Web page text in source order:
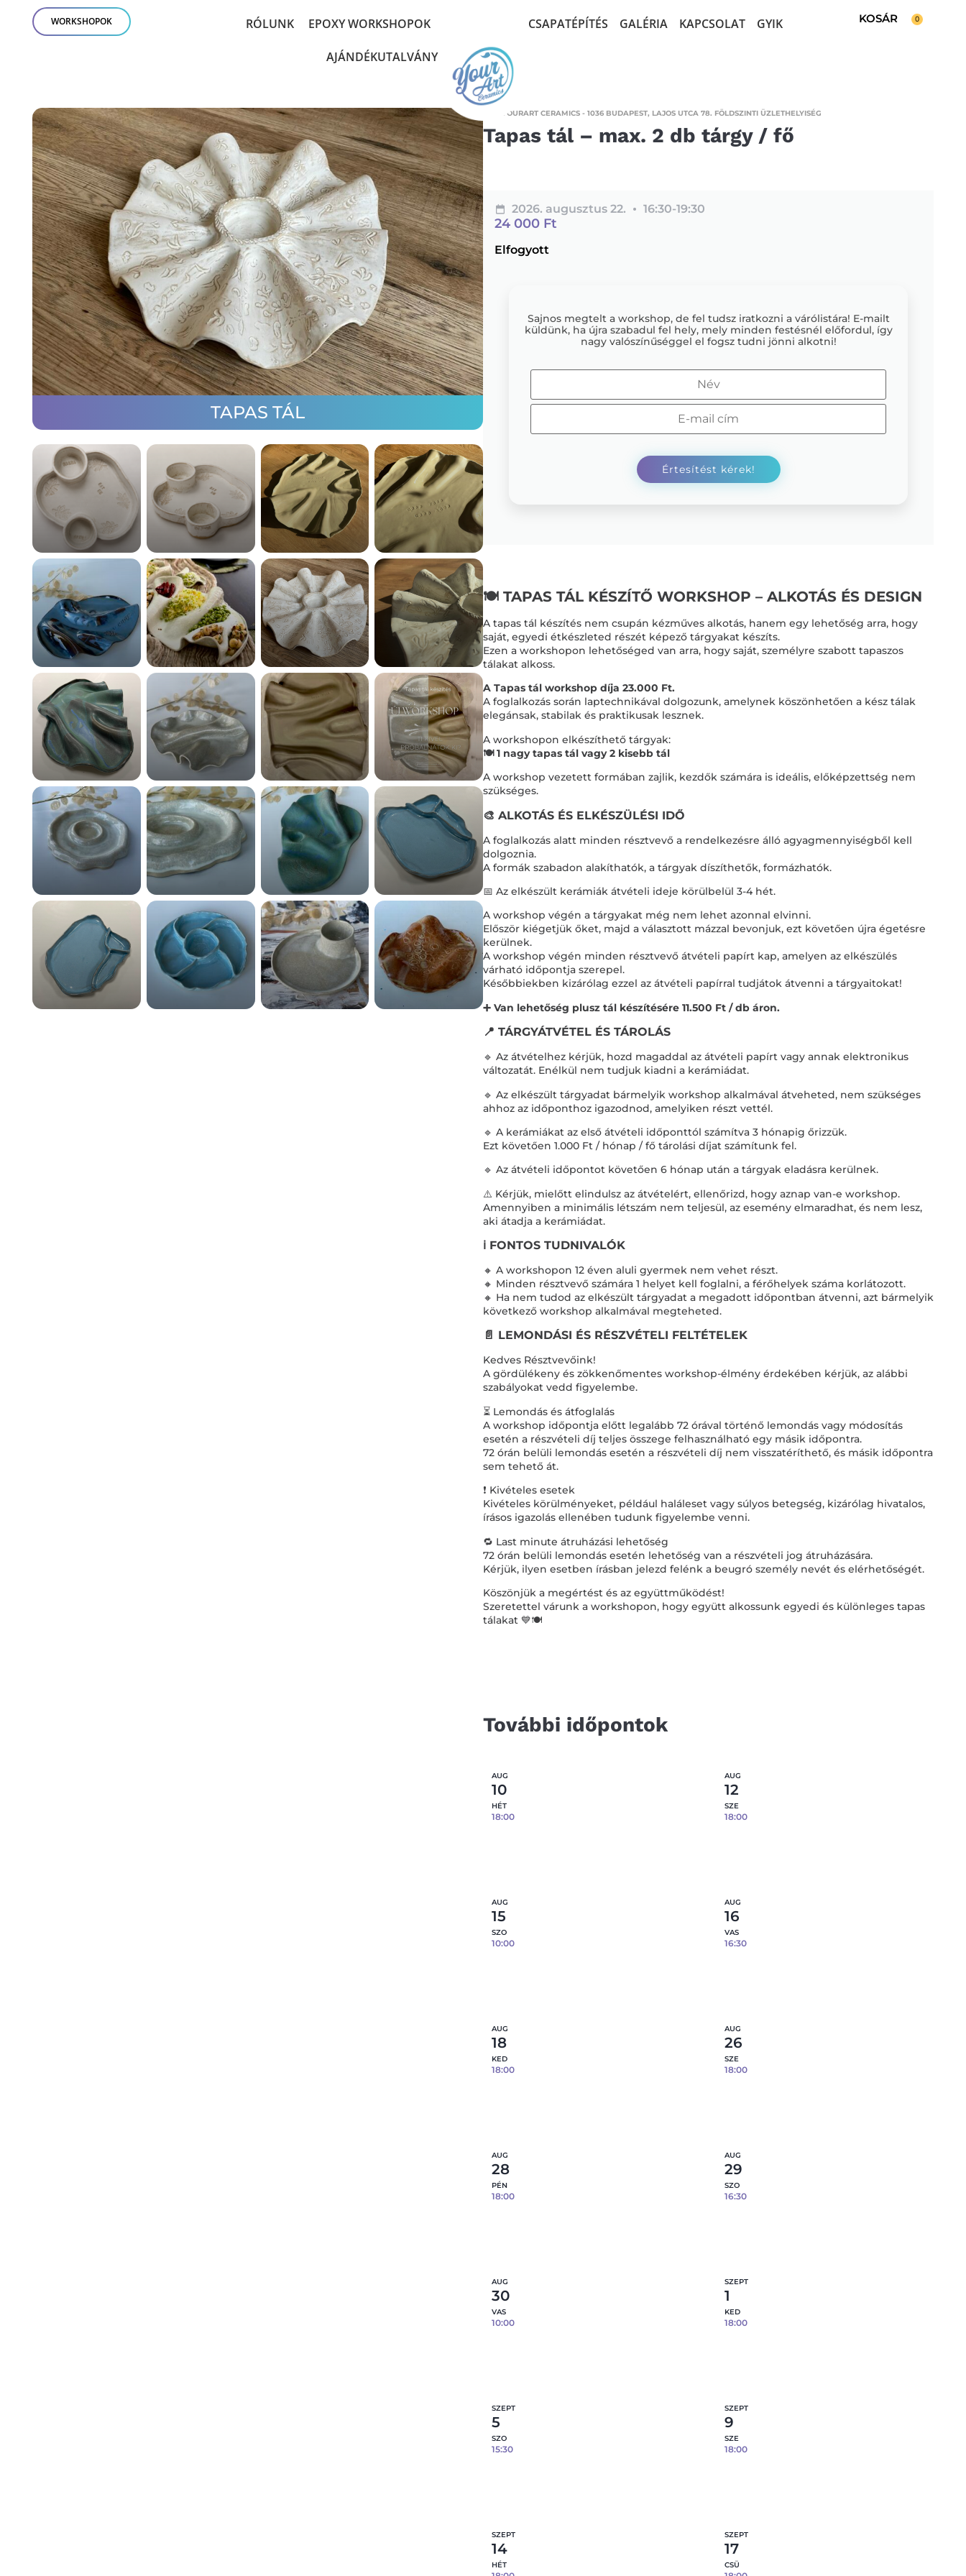
WORKSHOPOK RÓLUNK EPOXY WORKSHOPOK
AJÁNDÉKUTALVÁNY
CSAPATÉPÍTÉS GALÉRIA KAPCSOLAT GYIK 0
TAPAS TÁL
YOURART CERAMICS - 1036 BUDAPEST, LAJOS UTCA 78. FÖLDSZINTI ÜZLETHELYISÉG
Tapas tál – max. 2 db tárgy / fő
2026. augusztus 22. 16:30-19:30
24 000 Ft
Elfogyott
Sajnos megtelt a workshop, de fel tudsz iratkozni a várólistára! E-mailt
küldünk, ha újra szabadul fel hely, mely minden festésnél előfordul, így
nagy valószínűséggel el fogsz tudni jönni alkotni!
🍽️ TAPAS TÁL KÉSZÍTŐ WORKSHOP – ALKOTÁS ÉS DESIGN
A tapas tál készítés nem csupán kézműves alkotás, hanem egy lehetőség arra, hogy
saját, egyedi étkészleted részét képező tárgyakat készíts.
Ezen a workshopon lehetőséged van arra, hogy saját, személyre szabott tapaszos
tálakat alkoss.
A Tapas tál workshop díja 23.000 Ft.
A foglalkozás során laptechnikával dolgozunk, amelynek köszönhetően a kész tálak
elegánsak, stabilak és praktikusak lesznek.
A workshopon elkészíthető tárgyak:
🍽️ 1 nagy tapas tál vagy 2 kisebb tál
A workshop vezetett formában zajlik, kezdők számára is ideális, előképzettség nem
szükséges.
🎨 ALKOTÁS ÉS ELKÉSZÜLÉSI IDŐ
A foglalkozás alatt minden résztvevő a rendelkezésre álló agyagmennyiségből kell
dolgoznia.
A formák szabadon alakíthatók, a tárgyak díszíthetők, formázhatók.
📅 Az elkészült kerámiák átvételi ideje körülbelül 3-4 hét.
A workshop végén a tárgyakat még nem lehet azonnal elvinni.
Először kiégetjük őket, majd a választott mázzal bevonjuk, ezt követően újra égetésre
kerülnek.
A workshop végén minden résztvevő átvételi papírt kap, amelyen az elkészülés
várható időpontja szerepel.
Későbbiekben kizárólag ezzel az átvételi papírral tudjátok átvenni a tárgyaitokat!
➕ Van lehetőség plusz tál készítésére 11.500 Ft / db áron.
📍 TÁRGYÁTVÉTEL ÉS TÁROLÁS
🔹 Az átvételhez kérjük, hozd magaddal az átvételi papírt vagy annak elektronikus
változatát. Enélkül nem tudjuk kiadni a kerámiádat.
🔹 Az elkészült tárgyadat bármelyik workshop alkalmával átveheted, nem szükséges
ahhoz az időponthoz igazodnod, amelyiken részt vettél.
🔹 A kerámiákat az első átvételi időponttól számítva 3 hónapig őrizzük.
Ezt követően 1.000 Ft / hónap / fő tárolási díjat számítunk fel.
🔹 Az átvételi időpontot követően 6 hónap után a tárgyak eladásra kerülnek.
⚠️ Kérjük, mielőtt elindulsz az átvételért, ellenőrizd, hogy aznap van-e workshop.
Amennyiben a minimális létszám nem teljesül, az esemény elmaradhat, és nem lesz,
aki átadja a kerámiádat.
ℹ️ FONTOS TUDNIVALÓK
🔸 A workshopon 12 éven aluli gyermek nem vehet részt.
🔸 Minden résztvevő számára 1 helyet kell foglalni, a férőhelyek száma korlátozott.
🔸 Ha nem tudod az elkészült tárgyadat a megadott időpontban átvenni, azt bármelyik
következő workshop alkalmával megteheted.
📄 LEMONDÁSI ÉS RÉSZVÉTELI FELTÉTELEK
Kedves Résztvevőink!
A gördülékeny és zökkenőmentes workshop-élmény érdekében kérjük, az alábbi
szabályokat vedd figyelembe.
⏳ Lemondás és átfoglalás
A workshop időpontja előtt legalább 72 órával történő lemondás vagy módosítás
esetén a részvételi díj teljes összege felhasználható egy másik időpontra.
72 órán belüli lemondás esetén a részvételi díj nem visszatéríthető, és másik időpontra
sem tehető át.
❗ Kivételes esetek
Kivételes körülményeket, például haláleset vagy súlyos betegség, kizárólag hivatalos,
írásos igazolás ellenében tudunk figyelembe venni.
🔁 Last minute átruházási lehetőség
72 órán belüli lemondás esetén lehetőség van a részvételi jog átruházására.
Kérjük, ilyen esetben írásban jelezd felénk a beugró személy nevét és elérhetőségét.
Köszönjük a megértést és az együttműködést!
Szeretettel várunk a workshopon, hogy együtt alkossunk egyedi és különleges tapas
tálakat 💙🍽️
További időpontok
AUG
10
HÉT
18:00
AUG
12
SZE
18:00
AUG
15
SZO
10:00
AUG
16
VAS
16:30
AUG
18
KED
18:00
AUG
26
SZE
18:00
AUG
28
PÉN
18:00
AUG
29
SZO
16:30
AUG
30
VAS
10:00
SZEPT
1
KED
18:00
SZEPT
5
SZO
15:30
SZEPT
9
SZE
18:00
SZEPT
14
HÉT
SZEPT
17
CSÜ